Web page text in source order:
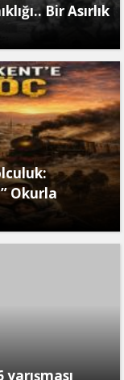
Bir Asırlık
Okurla